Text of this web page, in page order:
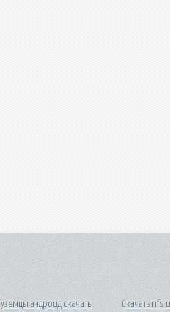
Туземцы андроид скачать Скачать nfs